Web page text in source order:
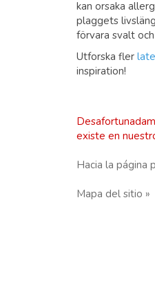
kan orsaka
plaggets
förvara svalt
Utforska fler
inspiration!
existe en
Hacia la página
Mapa del sitio »